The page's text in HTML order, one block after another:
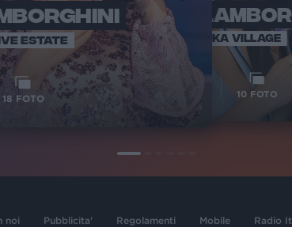
ESTATE
18 FOTO
ELETTRA
VOI TANKA VILLAGE
10 FOTO
noi Pubblicita' Regolamenti Mobile Radio